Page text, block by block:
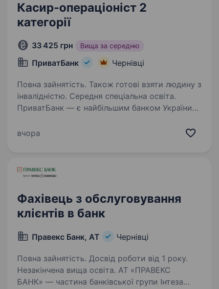
Касир-операціоніст 2
категорії
33 425 грн Вища за середню
ПриватБанк Чернівці
Повна зайнятість. Також готові взяти людину з
інвалідністю. Середня спеціальна освіта.
ПриватБанк — є найбільшим банком України
Займає лідуючі позиції за всіма фінансовими
вчора
Фахівець з обслуговування
клієнтів в банк
Правекс Банк, АТ Чернівці
Повна зайнятість. Досвід роботи від 1 року.
Незакінчена вища освіта. АТ «ПРАВЕКС
БАНК» — частина банківської групи Інтеза